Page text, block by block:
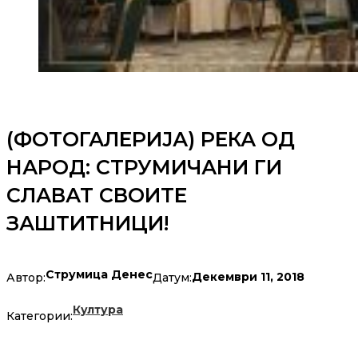
(ФОТОГАЛЕРИЈА) РЕКА ОД
НАРОД: СТРУМИЧАНИ ГИ
СЛАВАТ СВОИТЕ
ЗАШТИТНИЦИ!
Автор:Струмица ДенесДатум:Декември 11, 2018
Категории:Култура